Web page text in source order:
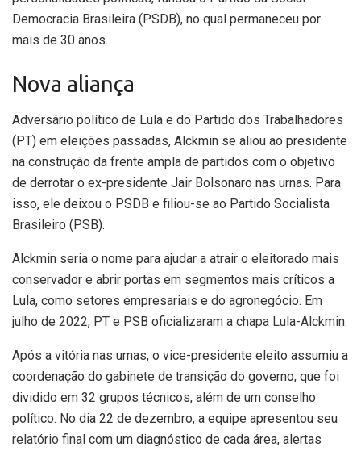
Democracia Brasileira (PSDB), no qual permaneceu por
mais de 30 anos.
Nova aliança
Adversário político de Lula e do Partido dos Trabalhadores
(PT) em eleições passadas, Alckmin se aliou ao presidente
na construção da frente ampla de partidos com o objetivo
de derrotar o ex-presidente Jair Bolsonaro nas urnas. Para
isso, ele deixou o PSDB e filiou-se ao Partido Socialista
Brasileiro (PSB).
Alckmin seria o nome para ajudar a atrair o eleitorado mais
conservador e abrir portas em segmentos mais críticos a
Lula, como setores empresariais e do agronegócio. Em
julho de 2022, PT e PSB oficializaram a chapa Lula-Alckmin.
Após a vitória nas urnas, o vice-presidente eleito assumiu a
coordenação do gabinete de transição do governo, que foi
dividido em 32 grupos técnicos, além de um conselho
político. No dia 22 de dezembro, a equipe apresentou seu
relatório final com um diagnóstico de cada área, alertas